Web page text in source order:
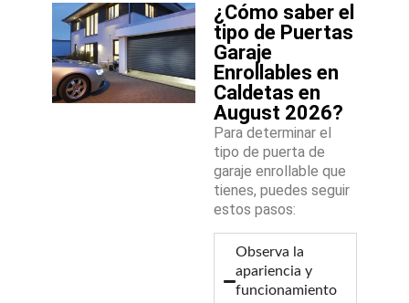
¿Cómo saber el
tipo de Puertas
Garaje
Enrollables en
Caldetas en
August 2026?
Para determinar el
tipo de puerta de
garaje enrollable que
tienes, puedes seguir
estos pasos:
Observa la
apariencia y
funcionamiento